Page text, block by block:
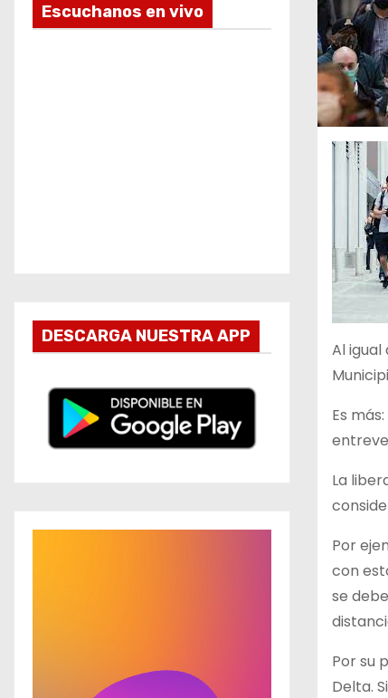
Escuchanos en vivo
DESCARGA NUESTRA APP
Al
Es
La
Por
con
se
Por su
Delta.